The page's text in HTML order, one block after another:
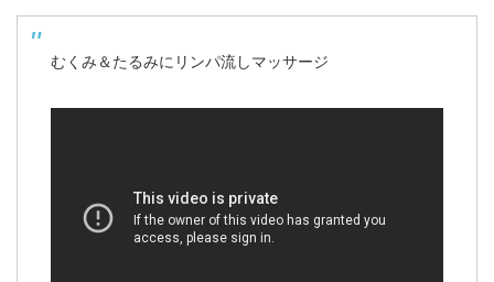
むくみ＆たるみにリンパ流しマッサージ